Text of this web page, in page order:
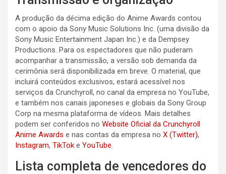
A produção da décima edição do Anime Awards contou
com o apoio da Sony Music Solutions Inc. (uma divisão da
Sony Music Entertainment Japan Inc.) e da Dempsey
Productions. Para os espectadores que não puderam
acompanhar a transmissão, a versão sob demanda da
cerimônia será disponibilizada em breve. O material, que
incluirá conteúdos exclusivos, estará acessível nos
serviços da Crunchyroll, no canal da empresa no YouTube,
e também nos canais japoneses e globais da Sony Group
Corp na mesma plataforma de vídeos. Mais detalhes
podem ser conferidos no Website Oficial da Crunchyroll
Anime Awards e nas contas da empresa no X (Twitter),
Instagram, TikTok e YouTube.
Lista completa de vencedores do